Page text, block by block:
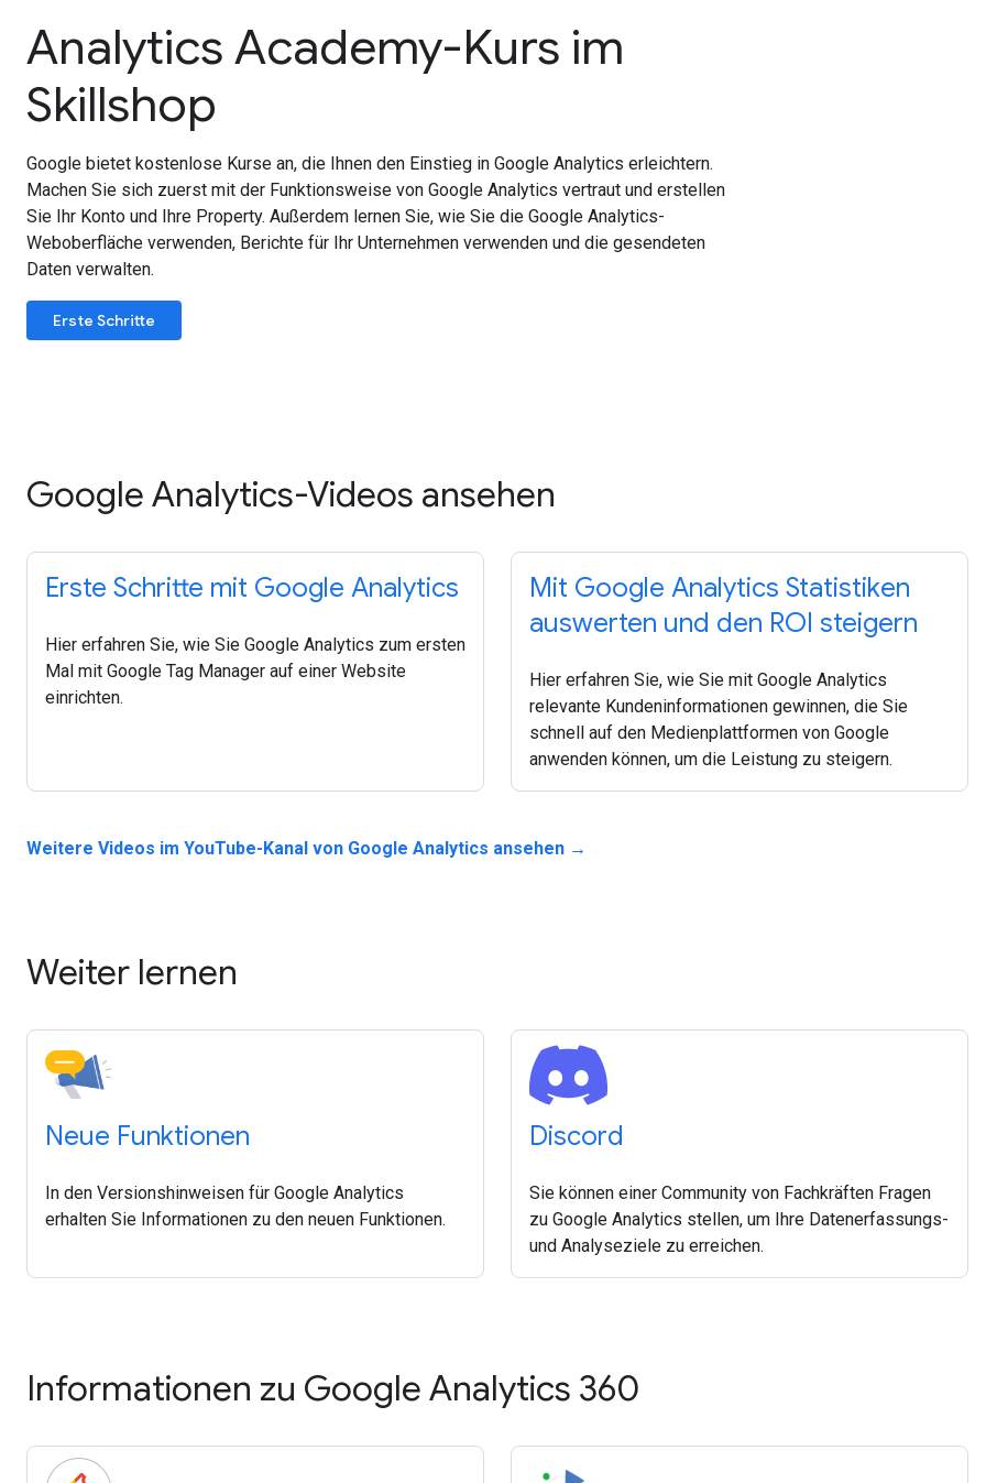
Analytics Academy-Kurs im
Skillshop
Google bietet kostenlose Kurse an, die Ihnen den Einstieg in Google Analytics erleichtern.
Machen Sie sich zuerst mit der Funktionsweise von Google Analytics vertraut und erstellen
Sie Ihr Konto und Ihre Property. Außerdem lernen Sie, wie Sie die Google Analytics-
Weboberfläche verwenden, Berichte für Ihr Unternehmen verwenden und die gesendeten
Daten verwalten.
Erste Schritte
Google Analytics-Videos ansehen
Erste Schritte mit Google Analytics
Hier erfahren Sie, wie Sie Google Analytics zum ersten
Mal mit Google Tag Manager auf einer Website
einrichten.
Mit Google Analytics Statistiken
auswerten und den ROI steigern
Hier erfahren Sie, wie Sie mit Google Analytics
relevante Kundeninformationen gewinnen, die Sie
schnell auf den Medienplattformen von Google
anwenden können, um die Leistung zu steigern.
Weitere Videos im YouTube-Kanal von Google Analytics ansehen →
Weiter lernen
Neue Funktionen
In den Versionshinweisen für Google Analytics
erhalten Sie Informationen zu den neuen Funktionen.
Discord
Sie können einer Community von Fachkräften Fragen
zu Google Analytics stellen, um Ihre Datenerfassungs-
und Analyseziele zu erreichen.
Informationen zu Google Analytics 360